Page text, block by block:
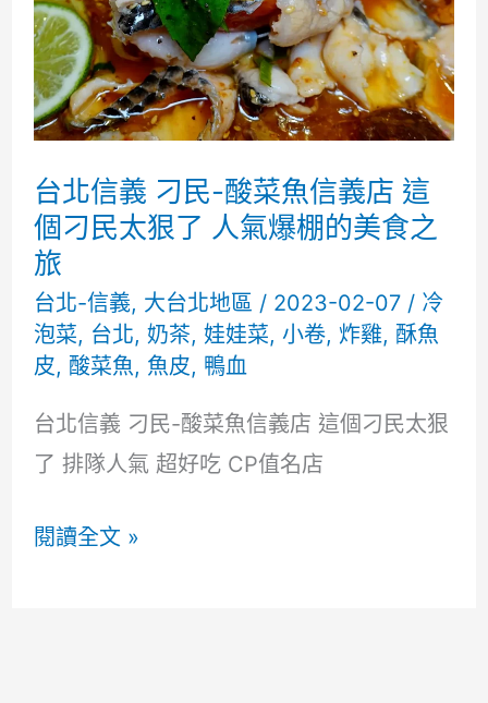
台北信義 刁民-酸菜魚信義店 這
個刁民太狠了 人氣爆棚的美食之
旅
台北-信義, 大台北地區 / 2023-02-07 / 冷
泡菜, 台北, 奶茶, 娃娃菜, 小卷, 炸雞, 酥魚
皮, 酸菜魚, 魚皮, 鴨血
台北信義 刁民-酸菜魚信義店 這個刁民太狠
了 排隊人氣 超好吃 CP值名店
台
閱讀全文 »